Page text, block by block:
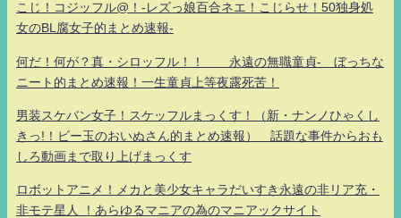
こじ！コジッフル@！-レズっ娘百合ネエ！こじらせ！50独身処
女のBL腐女子的まとめ速報-
何だ！何が？真・シロッフル！！ 永遠の無職童貞- ぼっちな
ニート的まとめ速報！一生童貞上等夜露死苦！
男装スケバン女子！スケッフルまっくす！（新・ナンノひゃくし
きっ!！ビー玉のおいぬさん的まとめ速報） 話題な事件からおも
しろ動画まで取り上げまっくす
ロボットアニメ！メカと美少女キャラだいすき永遠の非リア充・
非モテ星人 ！あらゆるマニアの為のマニアックサイト